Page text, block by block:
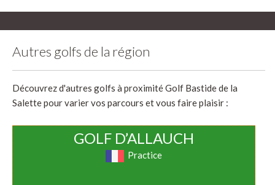
Autres golfs de la région
Découvrez d'autres golfs à proximité Golf Bastide de la
Salette pour varier vos parcours et vous faire plaisir :
GOLF D’ALLAUCH
Practice